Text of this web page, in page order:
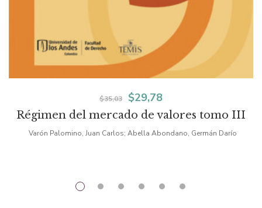
Régimen del mercado de valores tomo III
$35,03
El
precio
original
$35,03.
$29,78El
precio
actual
$29,78.
Varón Palomino, Juan Carlos; Abella Abondano, Germán Darío